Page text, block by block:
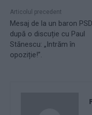
Articolul precedent
Mesaj de la un baron
după o discuție cu Paul
Stănescu: „Intrăm în
opoziție!”.